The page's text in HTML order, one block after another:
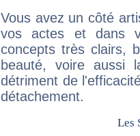
Vous avez un côté
vos actes et dans
concepts très clairs,
beauté, voire aussi
détriment de
détachement.